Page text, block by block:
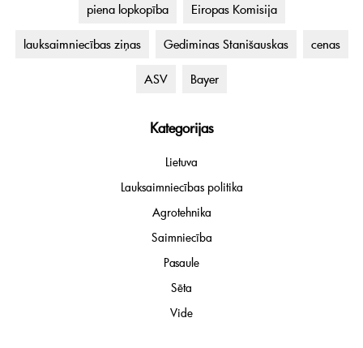
piena lopkopība Eiropas Komisija
lauksaimniecības ziņas Gediminas Stanišauskas cenas
ASV Bayer
Kategorijas
Lietuva
Lauksaimniecības politika
Agrotehnika
Saimniecība
Pasaule
Sēta
Vide